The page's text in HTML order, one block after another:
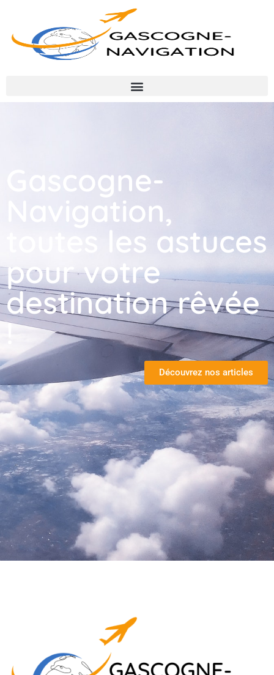
Gascogne-
Navigation,
toutes les astuces
pour votre
destination rêvée
!
Découvrez nos articles